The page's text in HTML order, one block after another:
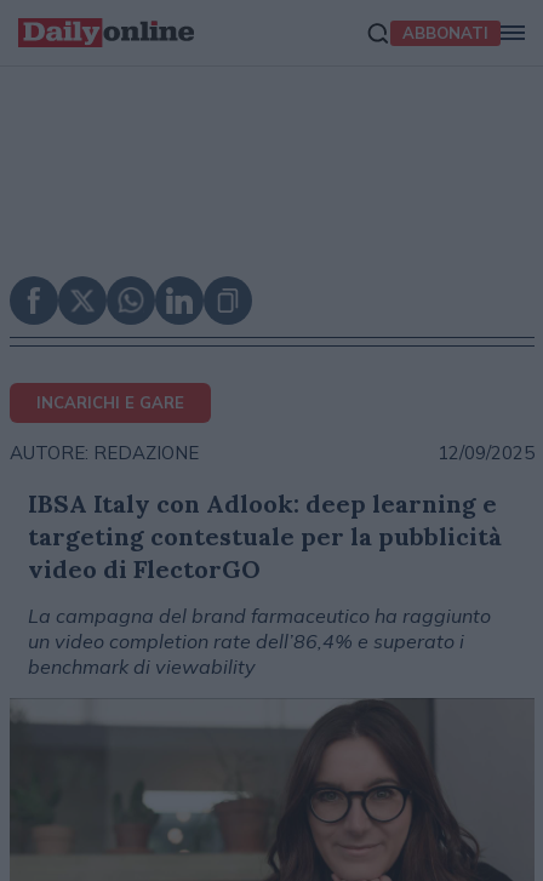
ABBONATI
INCARICHI E GARE
AUTORE: REDAZIONE 12/09/2025
IBSA Italy con Adlook: deep learning e
targeting contestuale per la pubblicità
video di FlectorGO
La campagna del brand farmaceutico ha raggiunto
un video completion rate dell’86,4% e superato i
benchmark di viewability